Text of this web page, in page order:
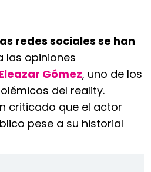
redes sociales se han
las opiniones
Gómez, uno de los
del reality.
criticado que el actor
pese a su historial